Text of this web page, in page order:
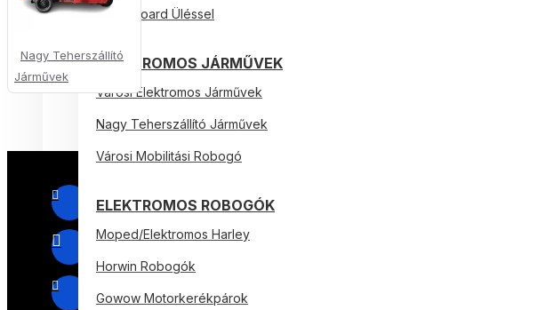
Hoverboard Üléssel
ELEKTROMOS JÁRMŰVEK
Városi Elektromos Járművek
Nagy Teherszállító Járművek
Városi Mobilitási Robogó
ELEKTROMOS ROBOGÓK
Moped/Elektromos Harley
Horwin Robogók
Gowow Motorkerékpárok
Nagy Teherszállító
Járművek